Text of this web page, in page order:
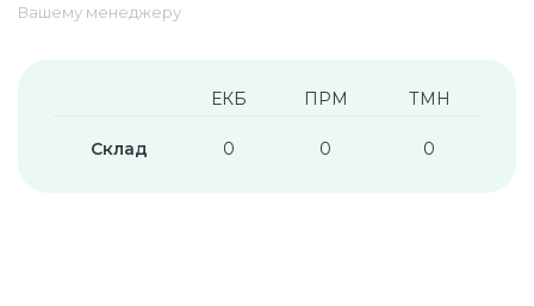
Вашему менеджеру
ЕКБ ПРМ ТМН
Склад 0 0 0